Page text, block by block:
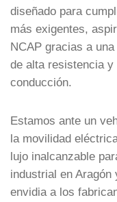
diseñado para
más exigentes,
NCAP gracias a
de alta resistencia
conducción.
Estamos ante un
la movilidad
lujo inalcanzable
industrial en Aragón
envidia a los